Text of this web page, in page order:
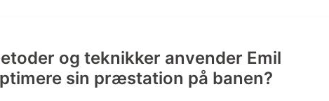
og teknikker anvender Emil
sin præstation på banen?